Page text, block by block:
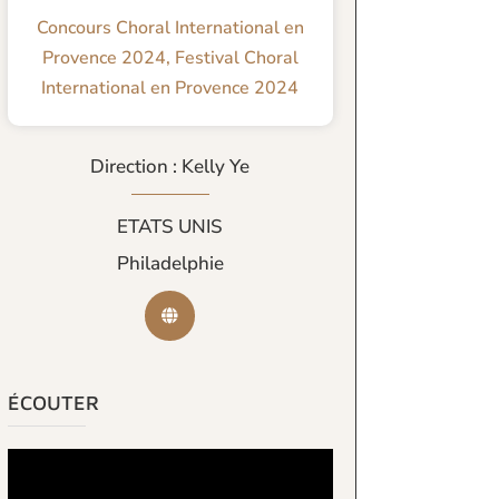
Concours Choral International en
Provence 2024, Festival Choral
International en Provence 2024
Direction : Kelly Ye
ETATS UNIS
Philadelphie
ÉCOUTER